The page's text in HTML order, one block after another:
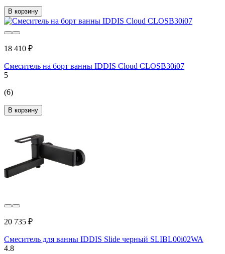
В корзину
18 410 ₽
Смеситель на борт ванны IDDIS Cloud CLOSB30i07
5
(6)
В корзину
20 735 ₽
Смеситель для ванны IDDIS Slide черный SLIBL00i02WA
4.8